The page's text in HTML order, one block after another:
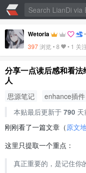
Wetoria •
397浏览 •8 • 1 关
分享一点读后感和看
人
思源笔记
enhance插件
本贴最后更新于 790天
刚刚看了一篇文章（原文
这里只提取一个重点：
真正重要的，是记住你